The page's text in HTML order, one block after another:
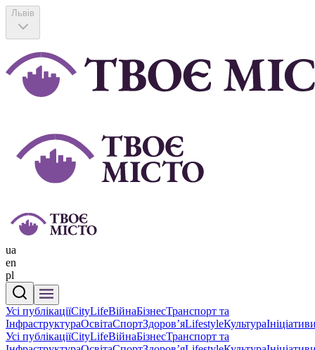
Львів
ua
en
pl
Усі публікаціїCityLifeВійнаБізнесТранспорт та
ІнфраструктураОсвітаСпортЗдоровʼяLifestyleКультура
Усі публікаціїCityLifeВійнаБізнесТранспорт та